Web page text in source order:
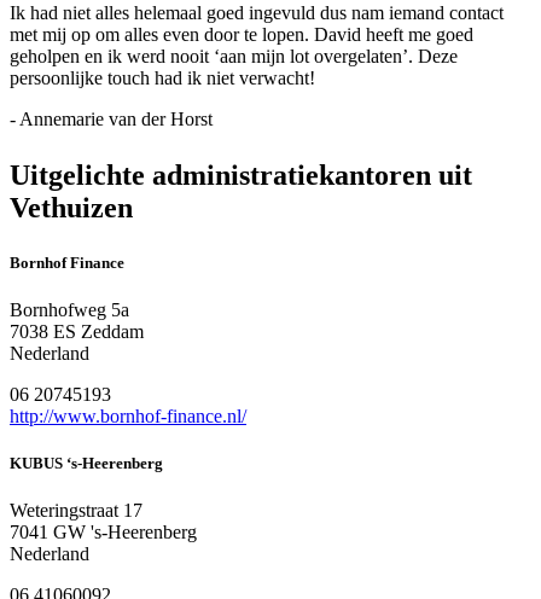
Ik had niet alles helemaal goed ingevuld dus nam iemand contact
met mij op om alles even door te lopen. David heeft me goed
geholpen en ik werd nooit ‘aan mijn lot overgelaten’. Deze
persoonlijke touch had ik niet verwacht!
- Annemarie van der Horst
Uitgelichte administratiekantoren uit
Vethuizen
Bornhof Finance
Bornhofweg 5a
7038 ES Zeddam
Nederland
06 20745193
http://www.bornhof-finance.nl/
KUBUS ‘s-Heerenberg
Weteringstraat 17
7041 GW 's-Heerenberg
Nederland